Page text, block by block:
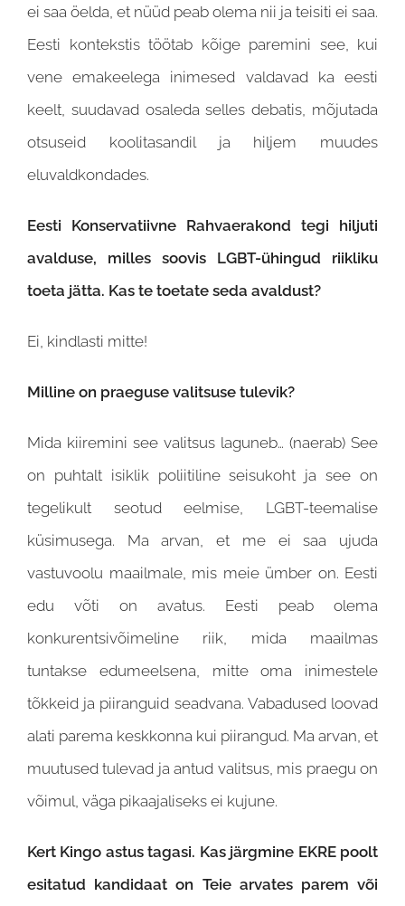
ei saa öelda, et nüüd peab olema nii ja teisiti ei saa.
Eesti kontekstis töötab kõige paremini see, kui
vene emakeelega inimesed valdavad ka eesti
keelt, suudavad osaleda selles debatis, mõjutada
otsuseid koolitasandil ja hiljem muudes
eluvaldkondades.
Eesti Konservatiivne Rahvaerakond tegi hiljuti
avalduse, milles soovis LGBT-ühingud riikliku
toeta jätta. Kas te toetate seda avaldust?
Ei, kindlasti mitte!
Milline on praeguse valitsuse tulevik?
Mida kiiremini see valitsus laguneb… (naerab) See
on puhtalt isiklik poliitiline seisukoht ja see on
tegelikult seotud eelmise, LGBT-teemalise
küsimusega. Ma arvan, et me ei saa ujuda
vastuvoolu maailmale, mis meie ümber on. Eesti
edu võti on avatus. Eesti peab olema
konkurentsivõimeline riik, mida maailmas
tuntakse edumeelsena, mitte oma inimestele
tõkkeid ja piiranguid seadvana. Vabadused loovad
alati parema keskkonna kui piirangud. Ma arvan, et
muutused tulevad ja antud valitsus, mis praegu on
võimul, väga pikaajaliseks ei kujune.
Kert Kingo astus tagasi. Kas järgmine EKRE poolt
esitatud kandidaat on Teie arvates parem või